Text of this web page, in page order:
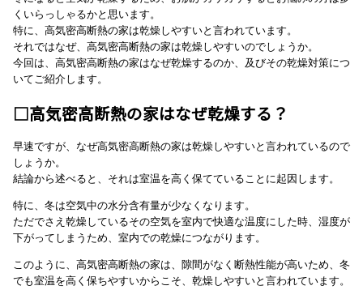
くいらっしゃるかと思います。
特に、高気密高断熱の家は乾燥しやすいと言われています。
それではなぜ、高気密高断熱の家は乾燥しやすいのでしょうか。
今回は、高気密高断熱の家はなぜ乾燥するのか、及びその乾燥対策につ
いてご紹介します。
□高気密高断熱の家はなぜ乾燥する？
早速ですが、なぜ高気密高断熱の家は乾燥しやすいと言われているので
しょうか。
結論から述べると、それは室温を高く保てていることに起因します。
特に、冬は空気中の水分含有量が少なくなります。
ただでさえ乾燥しているその空気を室内で快適な温度にした時、湿度が
下がってしまうため、室内での乾燥につながります。
このように、高気密高断熱の家は、隙間がなく断熱性能が高いため、冬
でも室温を高く保ちやすいからこそ、乾燥しやすいと言われています。